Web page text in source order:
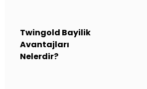
Twingold Bayilik
Avantajları
Nelerdir?